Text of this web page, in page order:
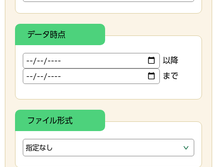
データ時点
以降
まで
ファイル形式